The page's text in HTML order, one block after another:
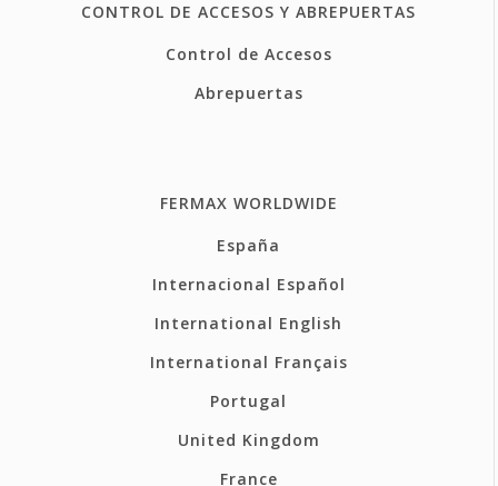
CONTROL DE ACCESOS Y ABREPUERTAS
Control de Accesos
Abrepuertas
FERMAX WORLDWIDE
España
Internacional Español
International English
International Français
Portugal
United Kingdom
France